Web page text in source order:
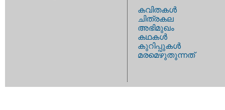
കവിതകള്‍
ചിത്രകല
അഭിമുഖം
കഥകള്‍
കുറിപ്പുകള്‍
മരമെഴുതുന്നത്